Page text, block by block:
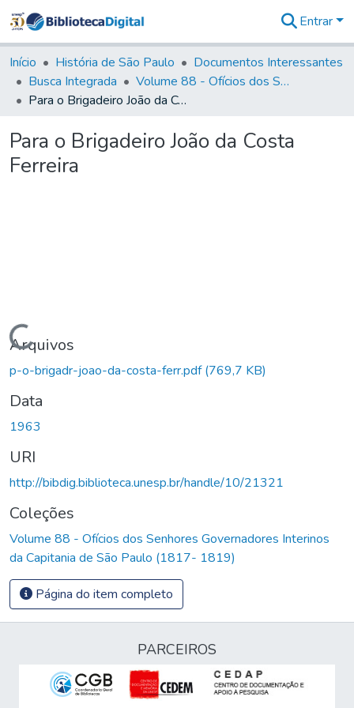
&
Coleções
Tudo na
Biblioteca
Estatísticas
Entrar
Início História de São Paulo
Documentos Interessantes
Busca Integrada
Volume 88 - Ofícios dos Senhores Governadores Interinos da Capitania de São Paulo (1817- 1819)
Para o Brigadeiro João da Costa Ferreira
Para o Brigadeiro João da Costa
Ferreira
Carregando...
Arquivos
p-o-brigadr-joao-da-costa-ferr.pdf(769,7 KB)
Data
1963
URI
http://bibdig.biblioteca.unesp.br/handle/10/21321
Coleções
Volume 88 - Ofícios dos Senhores Governadores Interinos
da Capitania de São Paulo (1817- 1819)
Página do item completo
PARCEIROS